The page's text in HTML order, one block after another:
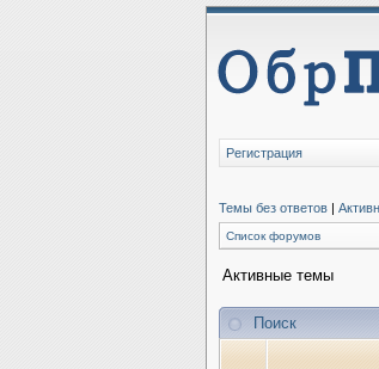
Регистрация
Темы без ответов |
Список форумов
Активные темы
Поиск